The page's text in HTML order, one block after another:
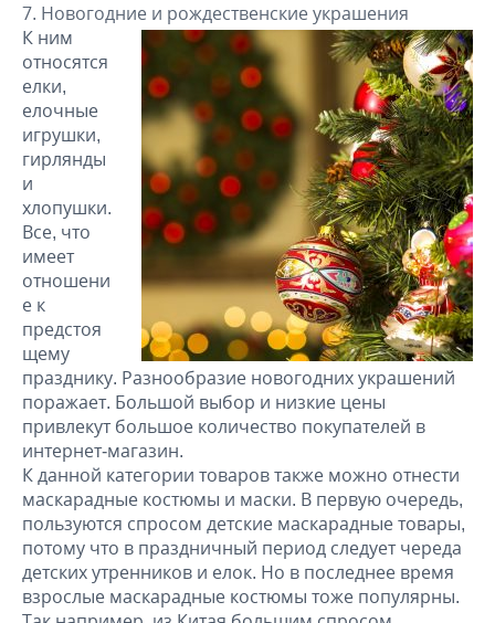
Новогодние и рождественские украшения
К ним
относятся
елки,
елочные
игрушки,
гирлянды
и
хлопушки.
Все, что
имеет
отношени
е к
предстоя
щему
празднику. Разнообразие новогодних украшений
поражает. Большой выбор и низкие цены
привлекут большое количество покупателей в
интернет-магазин.
К данной категории товаров также можно отнести
маскарадные костюмы и маски. В первую очередь,
пользуются спросом детские маскарадные товары,
потому что в праздничный период следует череда
детских утренников и елок. Но в последнее время
взрослые маскарадные костюмы тоже популярны.